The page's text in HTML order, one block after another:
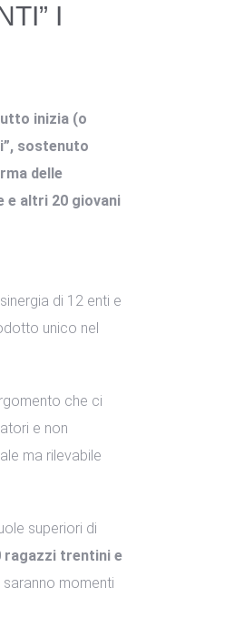
I
inizia (o
sostenuto
delle
e altri 20 giovani
di 12 enti e
unico nel
che ci
e non
ma rilevabile
superiori di
ragazzi trentini e
momenti